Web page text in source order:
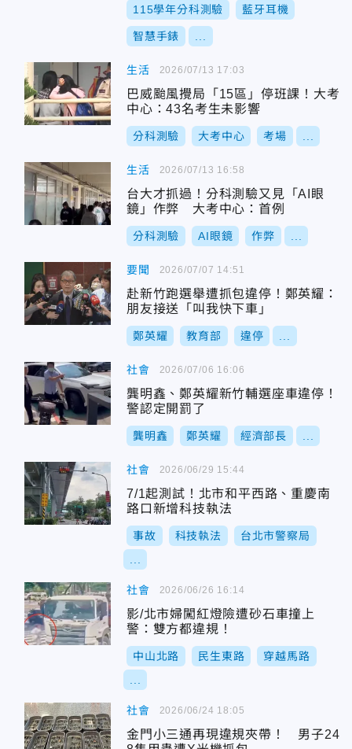
115學年分科測驗 藍牙耳機
智慧手錶
生活
巴威颱風攪局「15區」停班課！大考
中心：43名考生未影響
分科測驗 大考中心 考場
2026/07/13 17:03
生活
台大才抓過！分科測驗又見「AI眼
鏡」作弊 大考中心：首例
分科測驗 AI眼鏡 作弊
2026/07/13 16:58
要聞
赴新竹跑選舉遭抓包違停！鄭英耀：
朋友接送「叫我快下車」
鄭英耀 教育部 違停
2026/07/07 14:51
社會
龔明鑫、鄭英耀新竹輔選座車違停！
警認定開罰了
龔明鑫 鄭英耀 經濟部長
2026/07/06 16:06
社會
7/1起測試！北市和平西路、重慶南
路口新增科技執法
事故 科技執法 台北市警察局
2026/06/29 15:44
社會
影/北市婦闖紅燈險遭砂石車撞上
警：雙方都違規！
中山北路 民生東路 穿越馬路
2026/06/26 16:14
社會
金門小三通再現違規夾帶！ 男子24
2026/06/24 18:05